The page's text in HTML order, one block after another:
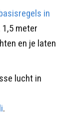
in
1,5 meter
en je laten
lucht in
.